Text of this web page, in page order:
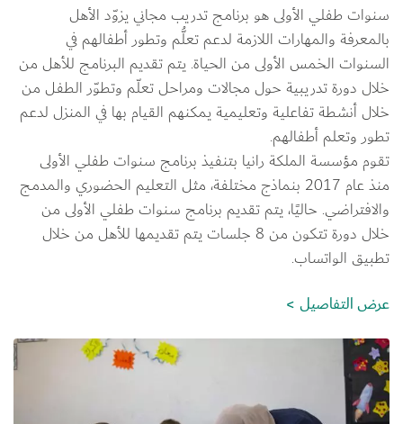
سنوات طفلي الأولى هو برنامج تدريب مجاني يزوّد الأهل
بالمعرفة والمهارات اللازمة لدعم تعلُّم وتطور أطفالهم في
السنوات الخمس الأولى من الحياة. يتم تقديم البرنامج للأهل من
خلال دورة تدريبية حول مجالات ومراحل تعلّم وتطوّر الطفل من
خلال أنشطة تفاعلية وتعليمية يمكنهم القيام بها في المنزل لدعم
تطور وتعلم أطفالهم.
تقوم مؤسسة الملكة رانيا بتنفيذ برنامج سنوات طفلي الأولى
منذ عام 2017 بنماذج مختلفة، مثل التعليم الحضوري والمدمج
والافتراضي. حاليًا، يتم تقديم برنامج سنوات طفلي الأولى من
خلال دورة تتكون من 8 جلسات يتم تقديمها للأهل من خلال
تطبيق الواتساب.
عرض التفاصيل
الصورة